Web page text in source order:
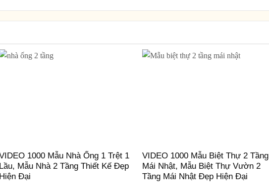
1000 Mẫu Nhà Ống 1 Trệt 1
Lầu, Mẫu Nhà 2 Tầng Thiết Kế Đẹp
Hiện Đại
VIDEO 1000 Mẫu Biệt Thự 2 Tầng
Mái Nhật, Mẫu Biệt Thự Vườn 2
Tầng Mái Nhật Đẹp Hiện Đại